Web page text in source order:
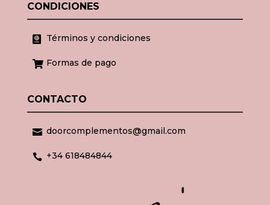
CONDICIONES
 Términos y condiciones
 Formas de pago
CONTACTO
 doorcomplementos@gmail.com
 +34 618484844